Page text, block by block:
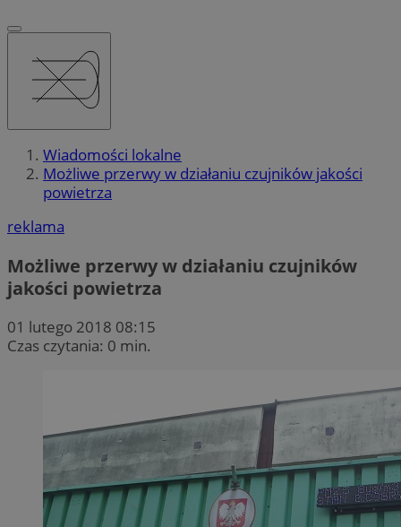
Wiadomości lokalne
Możliwe przerwy w działaniu czujników jakości
powietrza
reklama
Możliwe przerwy w działaniu czujników
jakości powietrza
01 lutego 2018 08:15
Czas czytania: 0 min.